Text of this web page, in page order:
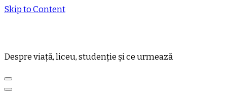
Skip to Content
Despre viață, liceu, studenție și ce urmează